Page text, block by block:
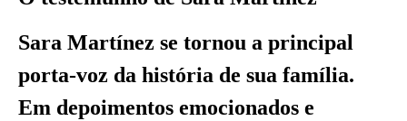
Sara Martínez se tornou a principal
porta-voz da história de sua família.
Em depoimentos emocionados e